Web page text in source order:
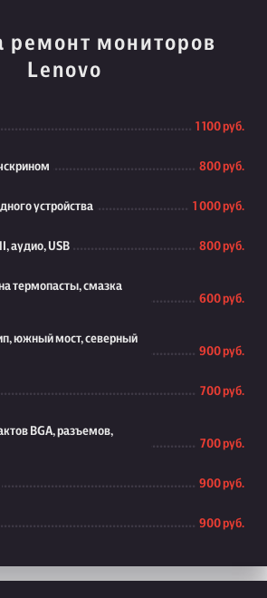
ремонт мониторов
Lenovo
1 100 руб.
800 руб.
устройства 1 000 руб.
аудио, USB 800 руб.
термопасты, смазка
600 руб.
южный мост, северный
900 руб.
700 руб.
BGA, разъемов,
700 руб.
900 руб.
900 руб.